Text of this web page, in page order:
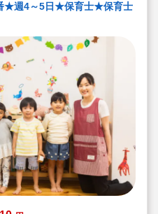
★週4～5日★保育士★保育士